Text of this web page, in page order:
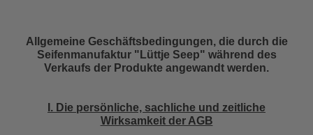
Allgemeine Geschäftsbedingungen, die durch die
Seifenmanufaktur "Lüttje Seep" während des
Verkaufs der Produkte angewandt werden.
I. Die persönliche, sachliche und zeitliche
Wirksamkeit der AGB